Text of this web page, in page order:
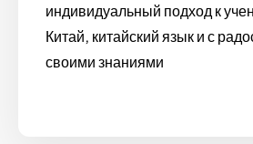
индивидуальный подход к
Китай, китайский язык и с
своими знаниями